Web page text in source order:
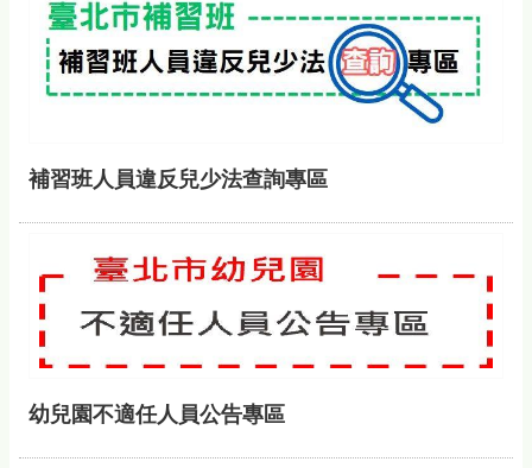
補習班人員違反兒少法查詢專區
幼兒園不適任人員公告專區